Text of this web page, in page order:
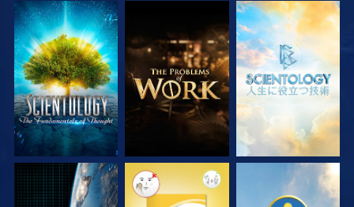
シリーズを探求 シリーズを探求 シリーズを探求